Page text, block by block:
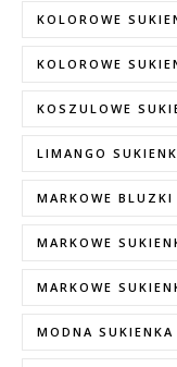
KOLOROWE
KOLOROWE
KOSZULOWE
LIMANGO
MARKOWE
MARKOWE
MARKOWE
MODNA